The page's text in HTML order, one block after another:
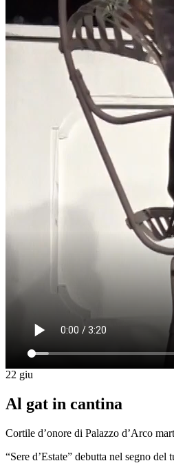
22 giu
Al gat in cantina
Cortile d’onore di Palazzo d’Arco
“Sere d’Estate” debutta nel segno